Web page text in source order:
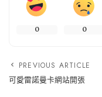
0 0
PREVIOUS ARTICLE
可愛雷諾曼卡網站開張